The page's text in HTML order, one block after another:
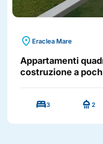
location_on Eraclea Mare
Appartamenti
costruzione a
bed3 shower 2